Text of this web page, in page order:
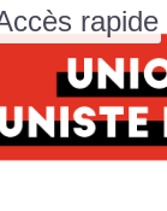
rapide